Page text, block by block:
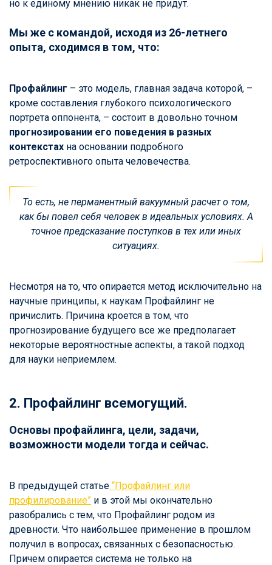
но к единому мнению никак не придут.
Мы же с командой, исходя из 26-летнего
опыта, сходимся в том, что:
Профайлинг – это модель, главная задача которой, –
кроме составления глубокого психологического
портрета оппонента, – состоит в довольно точном
прогнозировании его поведения в разных
контекстах на основании подробного
ретроспективного опыта человечества.
То есть, не перманентный вакуумный расчет о том,
как бы повел себя человек в идеальных условиях. А
точное предсказание поступков в тех или иных
ситуациях.
Несмотря на то, что опирается метод исключительно на
научные принципы, к наукам Профайлинг не
причислить. Причина кроется в том, что
прогнозирование будущего все же предполагает
некоторые вероятностные аспекты, а такой подход
для науки неприемлем.
2. Профайлинг всемогущий.
Основы профайлинга, цели, задачи,
возможности модели тогда и сейчас.
В предыдущей статье “Профайлинг или
профилирование” и в этой мы окончательно
разобрались с тем, что Профайлинг родом из
древности. Что наибольшее применение в прошлом
получил в вопросах, связанных с безопасностью.
Причем опирается система не только на